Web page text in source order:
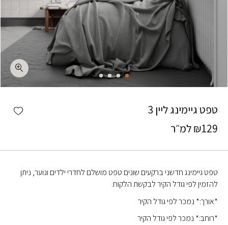
טפט גיימינג ליין 3
₪129 למ״ר
טפט גיימינג חדשני ברקעים שונים טפט מושלם לחדרי ילדים ונוער, ניתן
להזמין לפי גודל הקיר לבקשת הלקוח.
*אורך:* נמכר לפי גודל הקיר
*רוחב:* נמכר לפי גודל הקיר